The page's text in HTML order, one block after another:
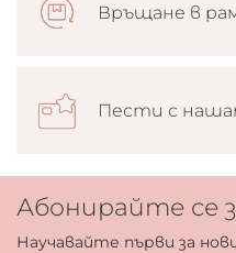
Връщане в
Пести с
Абонирайте се
Научавайте първи за